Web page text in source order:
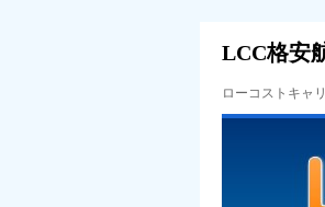
LCC格安
ローコストキャ